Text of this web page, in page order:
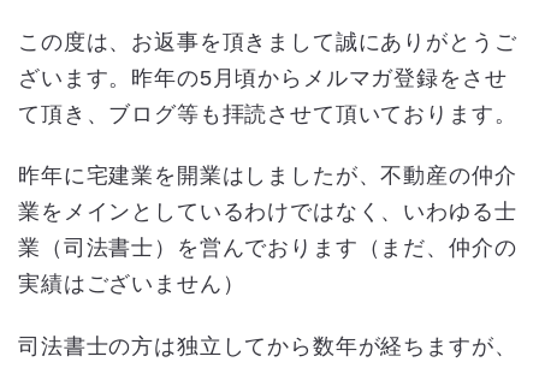
この度は、お返事を頂きまして誠にありがとうご
ざいます。昨年の5月頃からメルマガ登録をさせ
て頂き、ブログ等も拝読させて頂いております。
昨年に宅建業を開業はしましたが、不動産の仲介
業をメインとしているわけではなく、いわゆる士
業（司法書士）を営んでおります（まだ、仲介の
実績はございません）
司法書士の方は独立してから数年が経ちますが、